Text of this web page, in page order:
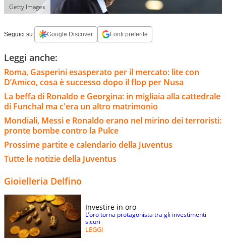
Getty Images
Seguici su: Google Discover Fonti preferite
Leggi anche:
Roma, Gasperini esasperato per il mercato: lite con
D’Amico, cosa è successo dopo il flop per Nusa
La beffa di Ronaldo e Georgina: in migliaia alla cattedrale
di Funchal ma c'era un altro matrimonio
Mondiali, Messi e Ronaldo erano nel mirino dei terroristi:
pronte bombe contro la Pulce
Prossime partite e calendario della Juventus
Tutte le notizie della Juventus
Gioielleria Delfino
Investire in oro
L’oro torna protagonista tra gli investimenti
sicuri
LEGGI